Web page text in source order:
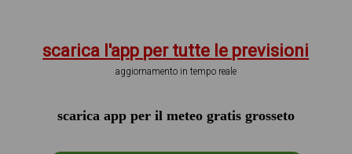
scarica l'app per tutte le previsioni
aggiornamento in tempo reale
scarica app per il meteo gratis grosseto